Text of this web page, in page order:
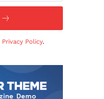
Privacy Policy.